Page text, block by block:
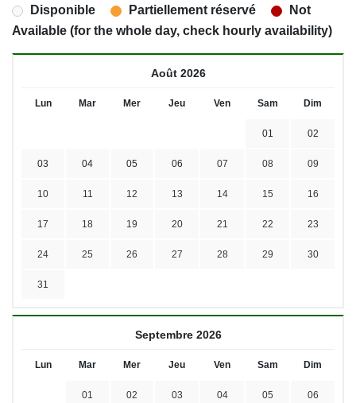
Disponible Partiellement réservé
Not
Available (for the whole day, check hourly availability)
Août 2026
Lun Mar Mer Jeu Ven Sam Dim
01 02
03 04 05 06 07 08 09
10 11 12 13 14 15 16
17 18 19 20 21 22 23
24 25 26 27 28 29 30
31
Septembre 2026
Lun Mar Mer Jeu Ven Sam Dim
01 02 03 04 05 06